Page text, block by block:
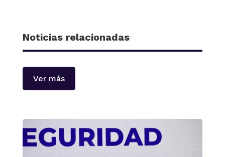
Noticias relacionadas
Ver más